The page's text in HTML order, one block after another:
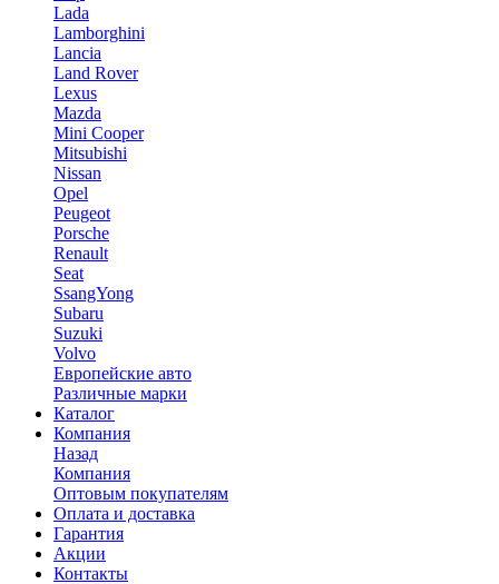
Lada
Lamborghini
Lancia
Land Rover
Lexus
Mazda
Mini Cooper
Mitsubishi
Nissan
Opel
Peugeot
Porsche
Renault
Seat
SsangYong
Subaru
Suzuki
Volvo
Европейские авто
Различные марки
Каталог
Компания
Назад
Компания
Оптовым покупателям
Оплата и доставка
Гарантия
Акции
Контакты